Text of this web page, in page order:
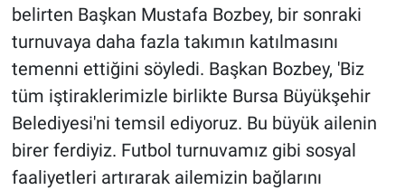
belirten Başkan Mustafa Bozbey, bir sonraki
turnuvaya daha fazla takımın katılmasını
temenni ettiğini söyledi. Başkan Bozbey, 'Biz
tüm iştiraklerimizle birlikte Bursa Büyükşehir
Belediyesi'ni temsil ediyoruz. Bu büyük ailenin
birer ferdiyiz. Futbol turnuvamız gibi sosyal
faaliyetleri artırarak ailemizin bağlarını